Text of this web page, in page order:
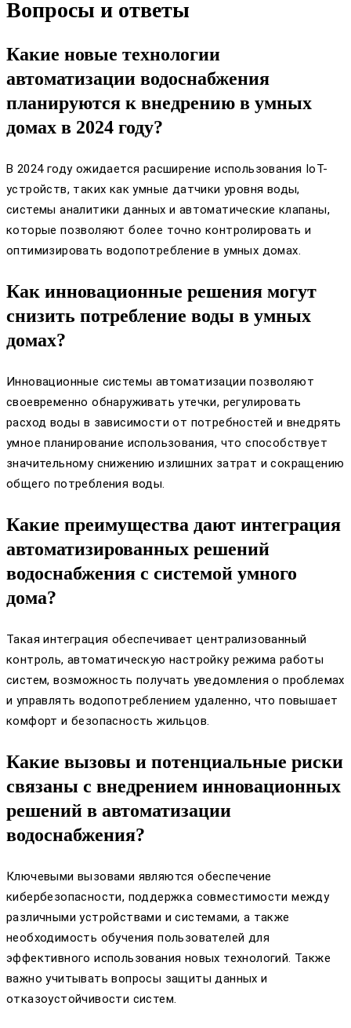
Вопросы и ответы
Какие новые технологии
автоматизации водоснабжения
планируются к внедрению в умных
домах в 2024 году?
В 2024 году ожидается расширение использования IoT-
устройств, таких как умные датчики уровня воды,
системы аналитики данных и автоматические клапаны,
которые позволяют более точно контролировать и
оптимизировать водопотребление в умных домах.
Как инновационные решения могут
снизить потребление воды в умных
домах?
Инновационные системы автоматизации позволяют
своевременно обнаруживать утечки, регулировать
расход воды в зависимости от потребностей и внедрять
умное планирование использования, что способствует
значительному снижению излишних затрат и сокращению
общего потребления воды.
Какие преимущества дают интеграция
автоматизированных решений
водоснабжения с системой умного
дома?
Такая интеграция обеспечивает централизованный
контроль, автоматическую настройку режима работы
систем, возможность получать уведомления о проблемах
и управлять водопотреблением удаленно, что повышает
комфорт и безопасность жильцов.
Какие вызовы и потенциальные риски
связаны с внедрением инновационных
решений в автоматизации
водоснабжения?
Ключевыми вызовами являются обеспечение
кибербезопасности, поддержка совместимости между
различными устройствами и системами, а также
необходимость обучения пользователей для
эффективного использования новых технологий. Также
важно учитывать вопросы защиты данных и
отказоустойчивости систем.